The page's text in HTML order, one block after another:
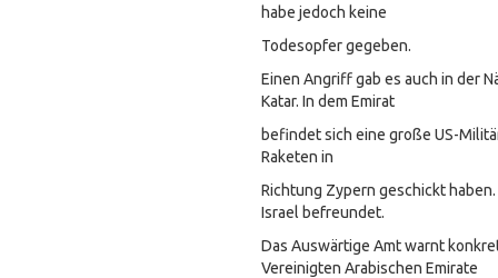
habe jedoch keine
Todesopfer gegeben.
Einen Angriff gab es auch in der
Katar. In dem Emirat
befindet sich eine große US-
Raketen in
Richtung Zypern geschickt
Israel befreundet.
Das Auswärtige Amt warnt
Vereinigten Arabischen Emirate